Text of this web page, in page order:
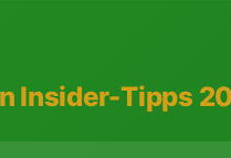
Insider-Tipps